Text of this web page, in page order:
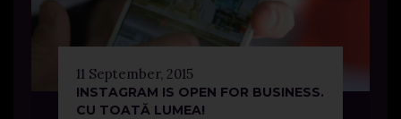
11 September, 2015
INSTAGRAM IS OPEN FOR BUSINESS.
CU TOATĂ LUMEA!